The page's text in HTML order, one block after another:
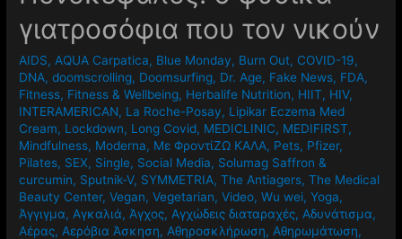
γιατροσόφια που τον νικούν
AIDS, AQUA Carpatica, Blue Monday, Burn Out, COVID-19,
DNA,doomscrolling, Doomsurfing, Dr. Age, Fake News, FDA,
Fitness, Fitness & Wellbeing, Herbalife Nutrition, HIIT, HIV,
INTERAMERICAN, La Roche-Posay, Lipikar Eczema Med
Cream, Lockdown, Long Covid, MEDICLINIC, MEDIFIRST,
Mindfulness, Moderna, Mε ΦροντίΖΩ ΚΑΛΑ, Pets, Pfizer,
Pilates, SEX, Single, Social Media, Solumag Saffron &
curcumin, Sputnik-V, SYMMETRIA,The Antiagers,The Medical
Beauty Center,Vegan,Vegetarian,Video,Wu wei,Yoga,
Άγγιγμα, Αγκαλιά, Άγχος, Αγχώδεις διαταραχές, Αδυνάτισμα,
Αέρας, Αερόβια Άσκηση, Αθηροσκλήρωση, Αθηρωμάτωση,